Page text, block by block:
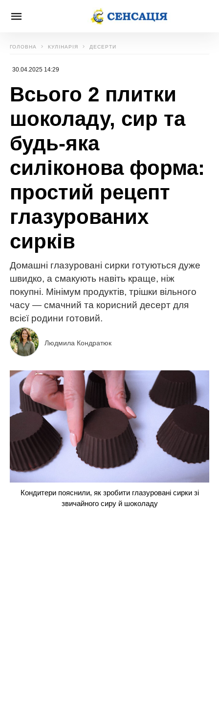
ГОЛОВНА КУЛІНАРІЯ ДЕСЕРТИ
30.04.2025 14:29
Всього 2 плитки
шоколаду, сир та
будь-яка
силіконова форма:
простий рецепт
глазурованих
сирків
Домашні глазуровані сирки готуються дуже
швидко, а смакують навіть краще, ніж
покупні. Мінімум продуктів, трішки вільного
часу — смачний та корисний десерт для
всієї родини готовий.
Людмила Кондратюк
Кондитери пояснили, як зробити глазуровані сирки зі
звичайного сиру й шоколаду